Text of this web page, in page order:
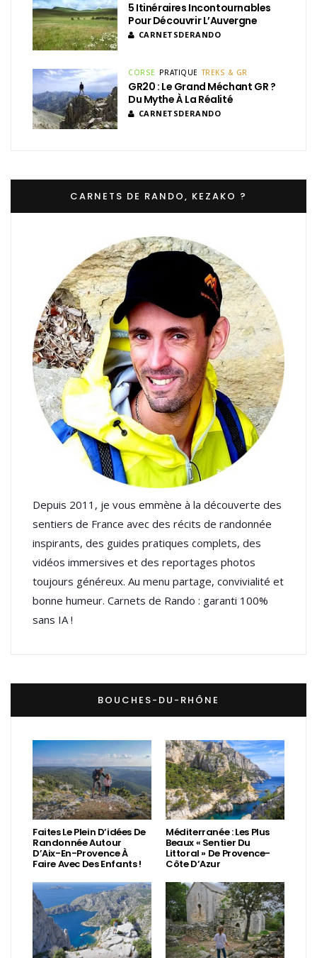
5 Itinéraires Incontournables
Pour Découvrir L’Auvergne
CARNETSDERANDO
CORSE PRATIQUE TREKS & GR
GR20 : Le Grand Méchant GR ?
Du Mythe À La Réalité
CARNETSDERANDO
CARNETS DE RANDO, KEZAKO ?
Depuis 2011, je vous emmène à la découverte des
sentiers de France avec des récits de randonnée
inspirants, des guides pratiques complets, des
vidéos immersives et des reportages photos
toujours généreux. Au menu partage, convivialité et
bonne humeur. Carnets de Rando : garanti 100%
sans IA !
BOUCHES-DU-RHÔNE
Faites Le Plein D’idées De
Randonnée Autour
D’Aix-En-Provence À
Faire Avec Des Enfants !
Méditerranée : Les Plus
Beaux « Sentier Du
Littoral » De Provence-
Côte D’Azur